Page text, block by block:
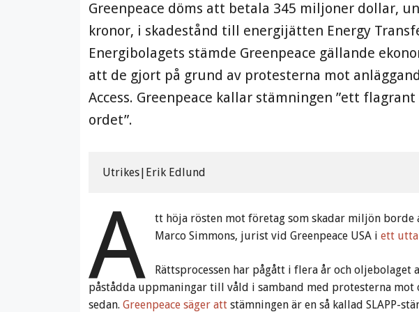
Greenpeace döms att betala 345 miljoner dollar,
kronor, i skadestånd till energijätten Energy
Energibolagets stämde Greenpeace gällande
att de gjort på grund av protesterna mot
Access. Greenpeace kallar stämningen ”ett
ordet”.
Utrikes|Erik Edlund
A
tt höja rösten mot företag som skadar miljön borde
Marco Simmons, jurist vid Greenpeace USA i ett
Rättsprocessen har pågått i flera år och oljebolaget
påstådda uppmaningar till våld i samband med protesterna
sedan. Greenpeace säger attstämningen är en så kallad SLAPP-